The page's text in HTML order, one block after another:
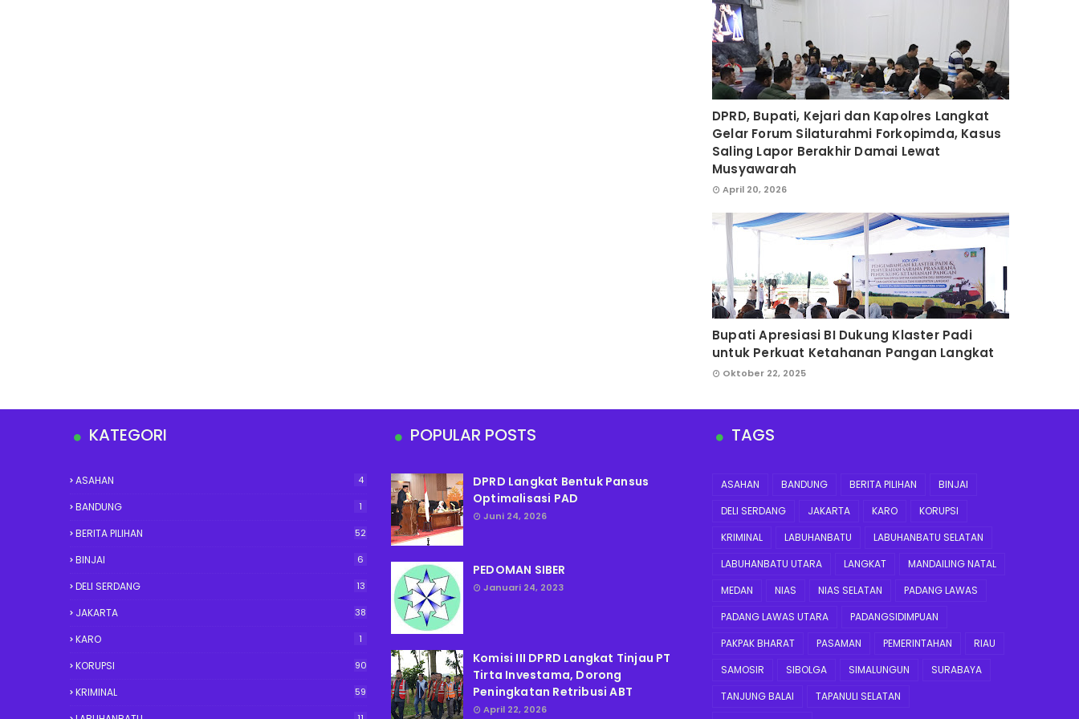
DPRD, Bupati, Kejari dan Kapolres Langkat
Gelar Forum Silaturahmi Forkopimda, Kasus
Saling Lapor Berakhir Damai Lewat
Musyawarah
April 20, 2026
Bupati Apresiasi BI Dukung Klaster Padi
untuk Perkuat Ketahanan Pangan Langkat
Oktober 22, 2025
KATEGORI
ASAHAN 4
BANDUNG 1
BERITA PILIHAN 52
BINJAI 6
DELI SERDANG 13
JAKARTA 38
KARO 1
KORUPSI 90
KRIMINAL 59
POPULAR POSTS
DPRD Langkat Bentuk Pansus
Optimalisasi PAD
Juni 24, 2026
PEDOMAN SIBER
Januari 24, 2023
Komisi III DPRD Langkat Tinjau PT
Tirta Investama, Dorong
Peningkatan Retribusi ABT
April 22, 2026
TAGS
ASAHAN BANDUNG BERITA PILIHAN
BINJAI
DELI SERDANG
JAKARTA KARO
KORUPSI
KRIMINAL
LABUHANBATU
LABUHANBATU SELATAN
LABUHANBATU UTARA
LANGKAT
MANDAILING NATAL
MEDAN
NIAS NIAS SELATAN
PADANG LAWAS
PADANG LAWAS UTARA
PADANGSIDIMPUAN
PAKPAK BHARAT
PASAMAN PEMERINTAHAN
RIAU
SAMOSIR
SIBOLGA SIMALUNGUN
SURABAYA
TANJUNG BALAI
TAPANULI SELATAN